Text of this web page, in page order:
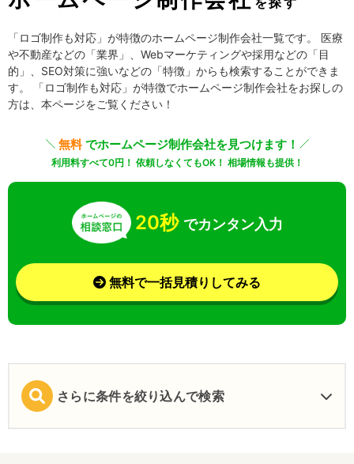
「ロゴ制作も対応」が特徴のホームページ制作会社一覧です。 医療
や不動産などの「業界」、Webマーケティングや採用などの「目
的」、SEO対策に強いなどの「特徴」からも検索することができま
す。 「ロゴ制作も対応」が特徴でホームページ制作会社をお探しの
方は、本ページをご覧ください！
無料でホームページ制作会社を見つけます！
利用料すべて0円！ 依頼しなくてもOK！ 相場情報も提供！
20秒 でカンタン入力
無料で一括見積りしてみる
さらに条件を絞り込んで検索